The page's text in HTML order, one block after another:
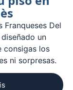
Del
un
consigas los
ni sorpresas.